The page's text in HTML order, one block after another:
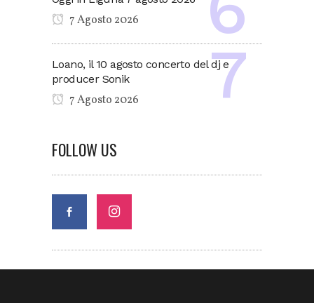
7 Agosto 2026
Loano, il 10 agosto concerto del dj e
producer Sonik
7 Agosto 2026
FOLLOW US